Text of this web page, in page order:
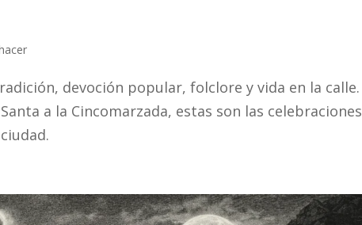
devoción popular, folclore y vida en la calle.
a la Cincomarzada, estas son las celebraciones